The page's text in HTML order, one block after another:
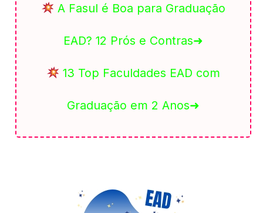
A Fasul é Boa para Graduação
EAD? 12 Prós e Contras➜
13 Top Faculdades EAD com
Graduação em 2 Anos➜